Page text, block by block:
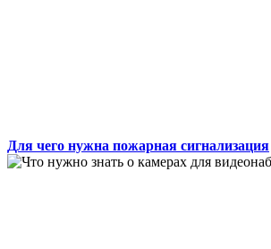
Для чего нужна пожарная сигнализация